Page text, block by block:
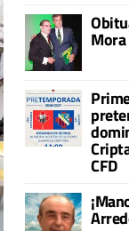
Mora
CFD